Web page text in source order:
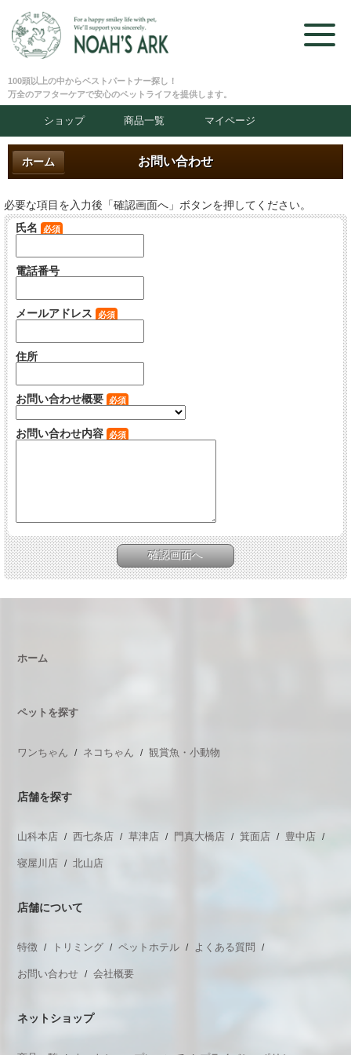
100頭以上の中からベストパートナー探し！
万全のアフターケアで安心のペットライフを提供します。
ショップ 商品一覧 マイページ
お問い合わせ
ホーム
必要な項目を入力後「確認画面へ」ボタンを押してください。
氏名
必須
電話番号
メールアドレス 必須
住所
お問い合わせ概要 必須
お問い合わせ内容 必須
ホーム
ペットを探す
ワンちゃん ネコちゃん 観賞魚・小動物
店舗を探す
山科本店 西七条店 草津店 門真大橋店 箕面店 豊中店
寝屋川店 北山店
店舗について
特徴 トリミング ペットホテル よくある質問
お問い合わせ 会社概要
ネットショップ